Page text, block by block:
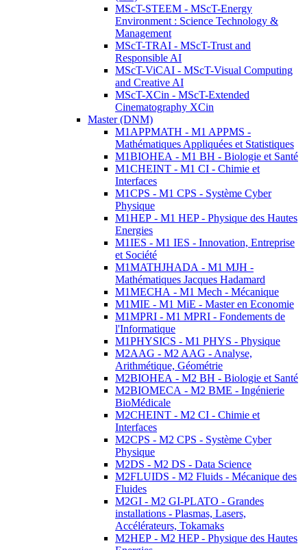
MScT-STEEM - MScT-Energy
Environment : Science Technology &
Management
MScT-TRAI - MScT-Trust and
Responsible AI
MScT-ViCAI - MScT-Visual Computing
and Creative AI
MScT-XCin - MScT-Extended
Cinematography XCin
Master (DNM)
M1APPMATH - M1 APPMS -
Mathématiques Appliquées et Statistiques
M1BIOHEA - M1 BH - Biologie et Santé
M1CHEINT - M1 CI - Chimie et
Interfaces
M1CPS - M1 CPS - Système Cyber
Physique
M1HEP - M1 HEP - Physique des Hautes
Energies
M1IES - M1 IES - Innovation, Entreprise
et Société
M1MATHJHADA - M1 MJH -
Mathématiques Jacques Hadamard
M1MECHA - M1 Mech - Mécanique
M1MIE - M1 MiE - Master en Economie
M1MPRI - M1 MPRI - Fondements de
l'Informatique
M1PHYSICS - M1 PHYS - Physique
M2AAG - M2 AAG - Analyse,
Arithmétique, Géométrie
M2BIOHEA - M2 BH - Biologie et Santé
M2BIOMECA - M2 BME - Ingénierie
BioMédicale
M2CHEINT - M2 CI - Chimie et
Interfaces
M2CPS - M2 CPS - Système Cyber
Physique
M2DS - M2 DS - Data Science
M2FLUIDS - M2 Fluids - Mécanique des
Fluides
M2GI - M2 GI-PLATO - Grandes
installations - Plasmas, Lasers,
Accélérateurs, Tokamaks
M2HEP - M2 HEP - Physique des Hautes